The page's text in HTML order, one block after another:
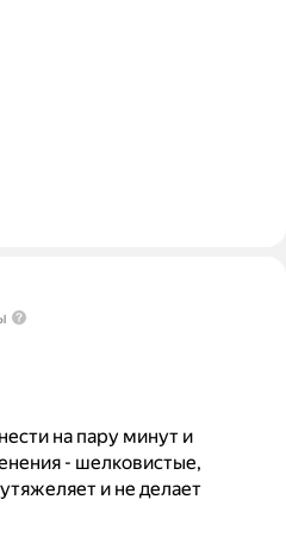
на пару минут и
- шелковистые,
и не делает